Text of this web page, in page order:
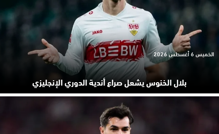
بلال الخنوس يشعل صراع أندية الدوري الإنجليزي
الخميس 6 أغسطس 2026